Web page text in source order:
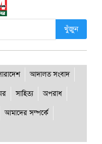
খুঁজুন
আদালত সংবাদ
সাহিত্য
অপরাধ
আমাদের সম্পর্কে